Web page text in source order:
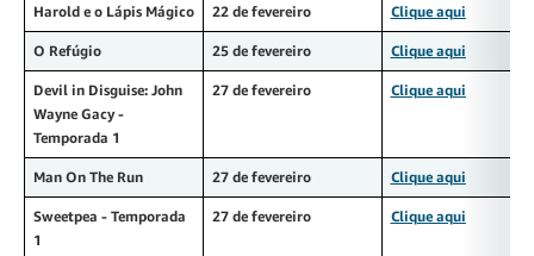
Harold e o Lápis Mágico 22 de fevereiro Clique aqui
O Refúgio 25 de fevereiro Clique aqui
Devil in Disguise: John
Wayne Gacy -
Temporada 1
27 de fevereiro Clique aqui
Man On The Run 27 de fevereiro Clique aqui
Sweetpea - Temporada
1
27 de fevereiro Clique aqui